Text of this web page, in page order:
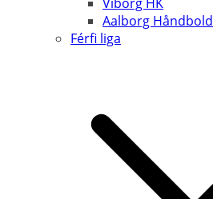
Aalborg Håndbold
Férfi liga